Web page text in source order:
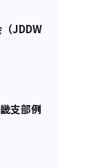
JDDW
支部例